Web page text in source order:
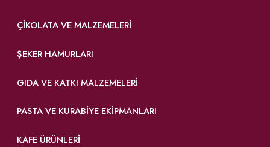
ÇIKOLATA VE MALZEMELERI
ŞEKER HAMURLARI
GIDA VE KATKI MALZEMELERI
PASTA VE KURABIYE EKIPMANLARI
KAFE ÜRÜNLERI